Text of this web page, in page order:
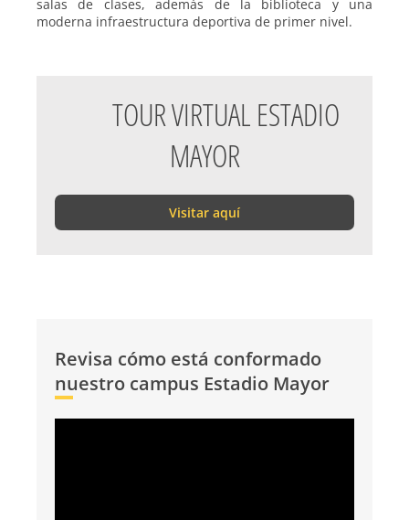
salas de clases, además de la biblioteca y una
moderna infraestructura deportiva de primer nivel.
TOUR VIRTUAL ESTADIO
MAYOR
Visitar aquí
Revisa cómo está conformado
nuestro campus Estadio Mayor